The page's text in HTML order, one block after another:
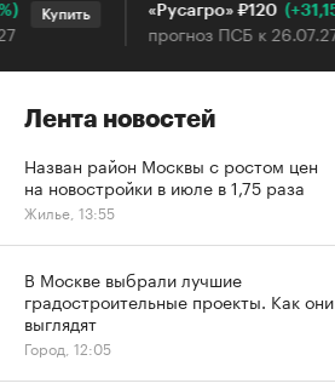
Купить «Русагро» ₽120 (+31,15%)
прогноз ПСБ к 26.07.27
Лента новостей
Назван район Москвы с ростом цен
на новостройки в июле в 1,75 раза
Жилье, 13:55
В Москве выбрали лучшие
градостроительные проекты. Как они
выглядят
Город, 12:05